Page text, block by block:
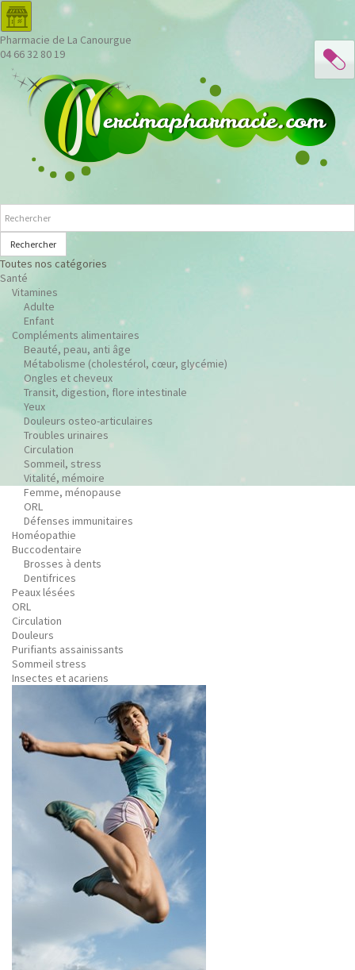
Pharmacie de La Canourgue
04 66 32 80 19
Rechercher
Toutes nos catégories
Santé
Vitamines
Adulte
Enfant
Compléments alimentaires
Beauté, peau, anti âge
Métabolisme (cholestérol, cœur, glycémie)
Ongles et cheveux
Transit, digestion, flore intestinale
Yeux
Douleurs osteo-articulaires
Troubles urinaires
Circulation
Sommeil, stress
Vitalité, mémoire
Femme, ménopause
ORL
Défenses immunitaires
Homéopathie
Buccodentaire
Brosses à dents
Dentifrices
Peaux lésées
ORL
Circulation
Douleurs
Purifiants assainissants
Sommeil stress
Insectes et acariens